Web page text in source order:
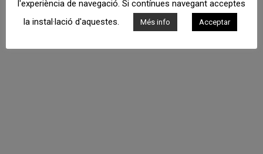
l'experiència de navegació. Si contínues navegant acceptes
la instal·lació d'aquestes.
Més info Acceptar